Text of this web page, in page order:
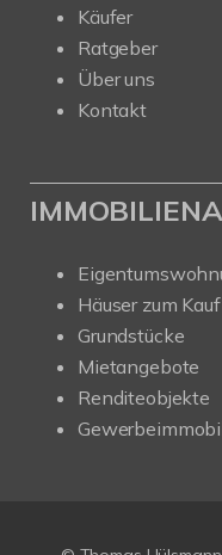
Käufer
Ratgeber
Über uns
Kontakt
Häuser zum Kauf
Grundstücke
Mietangebote
Renditeobjekte